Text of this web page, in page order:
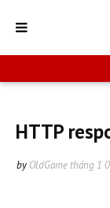
HTTP
by OldGame tháng 1